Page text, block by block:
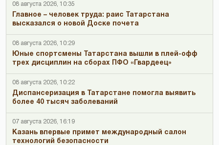
08 августа 2026, 10:35
Главное – человек труда: раис Татарстана
высказался о новой Доске почета
08 августа 2026, 10:29
Юные спортсмены Татарстана вышли в плей-офф
трех дисциплин на сборах ПФО «Гвардеец»
08 августа 2026, 10:22
Диспансеризация в Татарстане помогла выявить
более 40 тысяч заболеваний
07 августа 2026, 16:19
Казань впервые примет международный салон
технологий безопасности